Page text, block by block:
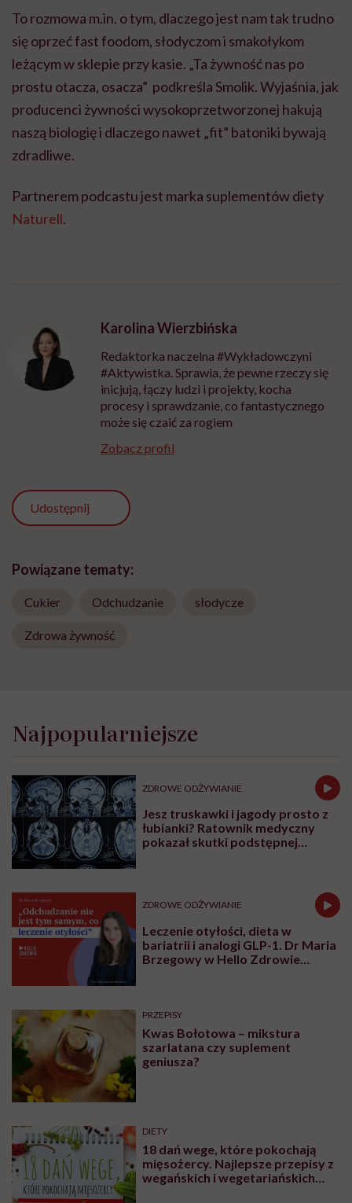
To rozmowa m.in. o tym, dlaczego jest nam tak trudno
się oprzeć fast foodom, słodyczom i smakołykom
leżącym w sklepie przy kasie. „Ta żywność nas po
prostu otacza, osacza” podkreśla Smolik. Wyjaśnia, jak
producenci żywności wysokoprzetworzonej hakują
naszą biologię i dlaczego nawet „fit” batoniki bywają
zdradliwe.
Partnerem podcastu jest marka suplementów diety
Naturell.
Karolina Wierzbińska
Redaktorka naczelna #Wykładowczyni
#Aktywistka. Sprawia, że pewne rzeczy się
inicjują, łączy ludzi i projekty, kocha
procesy i sprawdzanie, co fantastycznego
może się czaić za rogiem
Zobacz profil
Udostępnij
Powiązane tematy:
Cukier Odchudzanie słodycze
Zdrowa żywność
Najpopularniejsze
ZDROWE ODŻYWIANIE
Jesz truskawki i jagody prosto z
łubianki? Ratownik medyczny
pokazał skutki podstępnej
ZDROWE ODŻYWIANIE
Leczenie otyłości, dieta w
bariatrii i analogi GLP-1. Dr Maria
Brzegowy w Hello Zdrowie
PRZEPISY
Kwas Bołotowa – mikstura
szarlatana czy suplement
geniusza?
DIETY
18 dań wege, które pokochają
mięsożercy. Najlepsze przepisy z
wegańskich i wegetariańskich